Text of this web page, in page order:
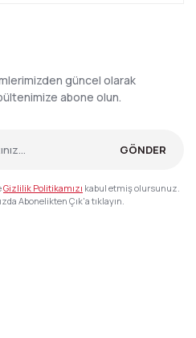
güncel olarak
abone olun.
GÖNDER
Gizlilik Politikamızı kabul etmiş olursunuz.
Abonelikten Çık'a tıklayın.